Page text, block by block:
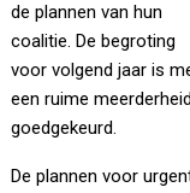
de plannen van hun
coalitie. De begroting
voor volgend jaar is
een ruime meerderheid
goedgekeurd.
De plannen voor